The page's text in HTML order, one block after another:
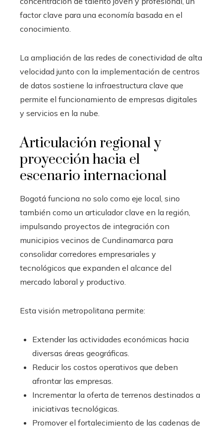
factor clave para una economía basada en el
conocimiento.
La ampliación de las redes de conectividad de alta
velocidad junto con la implementación de centros
de datos sostiene la infraestructura clave que
permite el funcionamiento de empresas digitales
y servicios en la nube.
Articulación regional y
proyección hacia el
escenario internacional
Bogotá funciona no solo como eje local, sino
también como un articulador clave en la región,
impulsando proyectos de integración con
municipios vecinos de Cundinamarca para
consolidar corredores empresariales y
tecnológicos que expanden el alcance del
mercado laboral y productivo.
Esta visión metropolitana permite:
Extender las actividades económicas hacia
diversas áreas geográficas.
Reducir los costos operativos que deben
afrontar las empresas.
Incrementar la oferta de terrenos destinados a
iniciativas tecnológicas.
Promover el fortalecimiento de las cadenas de